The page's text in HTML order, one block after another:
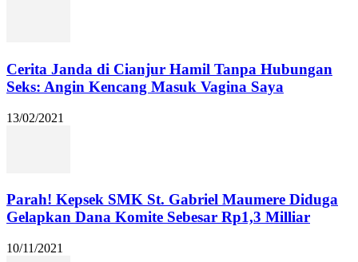
Cerita Janda di Cianjur Hamil Tanpa Hubungan
Seks: Angin Kencang Masuk Vagina Saya
13/02/2021
Parah! Kepsek SMK St. Gabriel Maumere Diduga
Gelapkan Dana Komite Sebesar Rp1,3 Milliar
10/11/2021